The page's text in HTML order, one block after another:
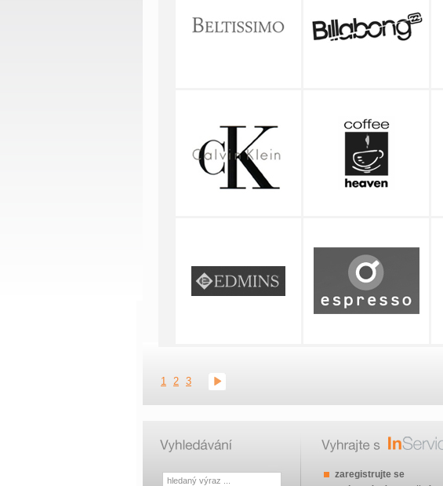
1 2 3
zaregistrujte se